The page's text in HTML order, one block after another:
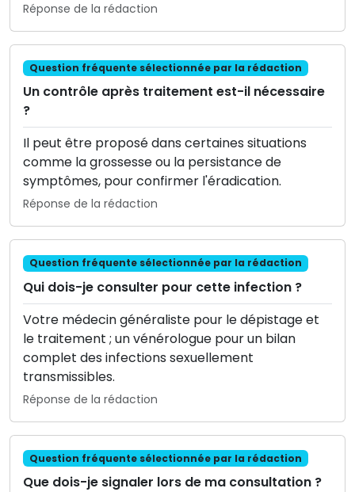
Réponse de la rédaction
Question fréquente sélectionnée par la rédaction
Un contrôle après traitement est-il nécessaire
?
Il peut être proposé dans certaines situations
comme la grossesse ou la persistance de
symptômes, pour confirmer l'éradication.
Réponse de la rédaction
Question fréquente sélectionnée par la rédaction
Qui dois-je consulter pour cette infection ?
Votre médecin généraliste pour le dépistage et
le traitement ; un vénérologue pour un bilan
complet des infections sexuellement
transmissibles.
Réponse de la rédaction
Question fréquente sélectionnée par la rédaction
Que dois-je signaler lors de ma consultation ?